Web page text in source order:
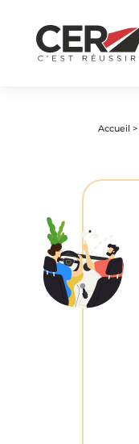
Accueil >